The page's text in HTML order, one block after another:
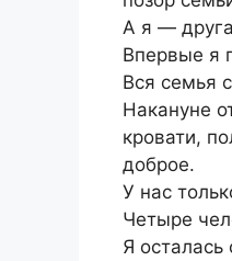
А я —
Впервые я
Вся семья
Накануне
кровати,
доброе.
У нас
Четыре
Я